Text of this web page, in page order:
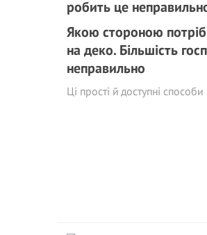
Якою стороною
на деко. Більшість
неправильно
Ці прості й доступні способи